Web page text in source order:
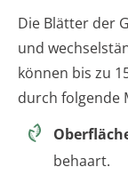
Die Blätter der
und
können bis zu
durch folgende
behaart.